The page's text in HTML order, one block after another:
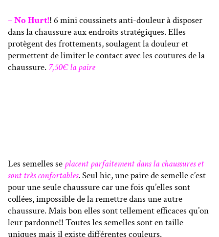
– No Hurt!! 6 mini coussinets anti-douleur à disposer
dans la chaussure aux endroits stratégiques. Elles
protègent des frottements, soulagent la douleur et
permettent de limiter le contact avec les coutures de la
chaussure. 7,50€ la paire
Les semelles se placent parfaitement dans la chaussures et
sont très confortables. Seul hic, une paire de semelle c’est
pour une seule chaussure car une fois qu’elles sont
collées, impossible de la remettre dans une autre
chaussure. Mais bon elles sont tellement efficaces qu’on
leur pardonne!! Toutes les semelles sont en taille
uniques mais il existe différentes couleurs.